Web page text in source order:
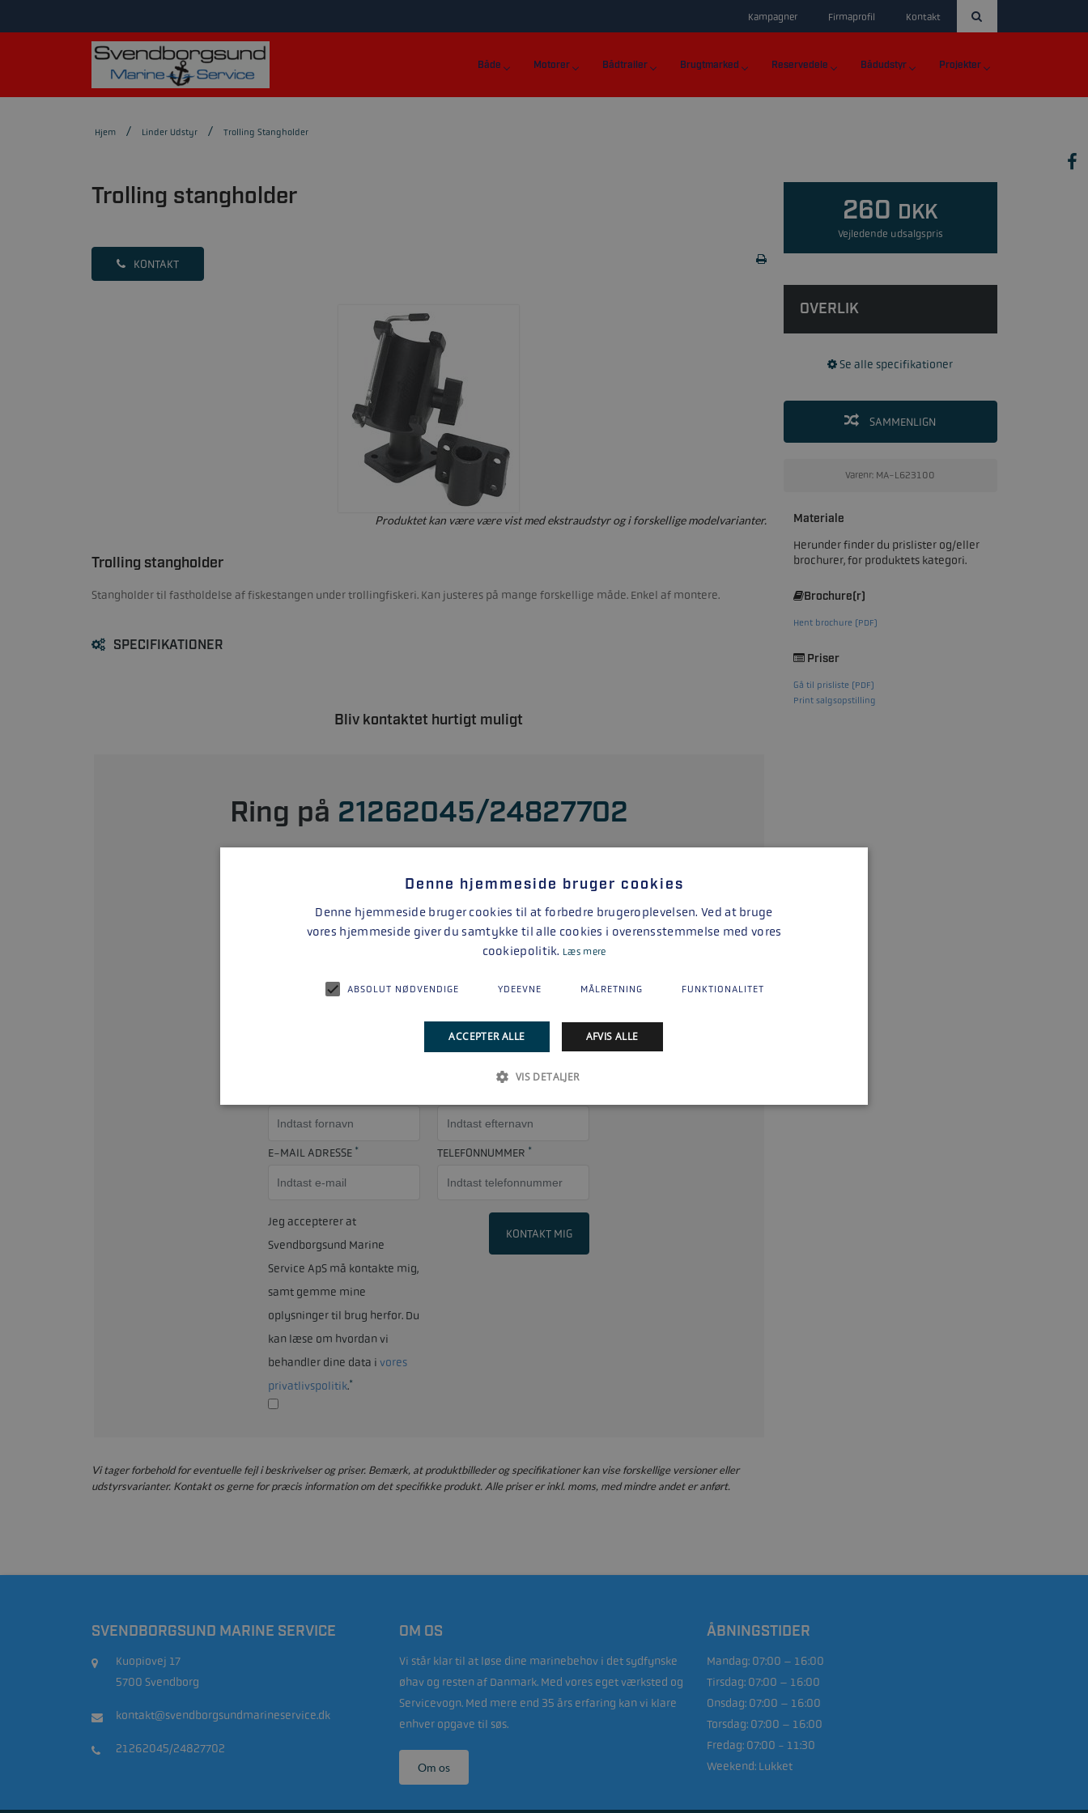
Kampagner Firmaprofil Kontakt
Både Motorer Bådtrailer Brugtmarked Reservedele Bådudstyr Projekter
Hjem Linder Udstyr Trolling Stangholder
Trolling stangholder
KONTAKT
Produktet kan være være vist med ekstraudstyr og i forskellige modelvarianter.
Trolling stangholder
Stangholder til fastholdelse af fiskestangen under trollingfiskeri. Kan justeres på mange forskellige måde. Enkel af montere.
SPECIFIKATIONER
Bliv kontaktet hurtigt muligt
Ring på 21262045/24827702
eller
E-MAIL ADRESSE * TELEFONNUMMER *
Jeg accepterer at
Svendborgsund Marine
Service ApS må kontakte mig,
samt gemme mine
oplysninger til brug herfor. Du
kan læse om hvordan vi
behandler dine data i vores
privatlivspolitik.*
KONTAKT MIG
Vi tager forbehold for eventuelle fejl i beskrivelser og priser. Bemærk, at produktbilleder og specifikationer kan vise forskellige versioner eller
udstyrsvarianter. Kontakt os gerne for præcis information om det specifikke produkt. Alle priser er inkl. moms, med mindre andet er anført.
260 DKK
Vejledende udsalgspris
OVERLIK
Se alle specifikationer
SAMMENLIGN
Varenr: MA-L623100
Materiale
Herunder finder du prislister og/eller
brochurer, for produktets kategori.
Brochure(r)
Hent brochure (PDF)
Priser
Gå til prisliste (PDF)
Print salgsopstilling
SVENDBORGSUND MARINE SERVICE
Kuopiovej 17
5700 Svendborg
kontakt@svendborgsundmarineservice.dk
21262045/24827702
OM OS
Vi står klar til at løse dine marinebehov i det sydfynske
øhav og resten af Danmark. Med vores eget værksted og
Servicevogn. Med mere end 35 års erfaring kan vi klare
enhver opgave til søs.
Om os
ÅBNINGSTIDER
Mandag:07:00 – 16:00
Tirsdag:07:00 – 16:00
Onsdag:07:00 – 16:00
Torsdag:07:00 – 16:00
Fredag:07:00 - 11:30
Weekend:Lukket
Denne hjemmeside bruger cookies
Denne hjemmeside bruger cookies til at forbedre brugeroplevelsen. Ved at bruge
vores hjemmeside giver du samtykke til alle cookies i overensstemmelse med vores
cookiepolitik. Læs mere
ABSOLUT NØDVENDIGE YDEEVNE MÅLRETNING FUNKTIONALITET
ACCEPTER ALLE AFVIS ALLE
VIS DETALJER